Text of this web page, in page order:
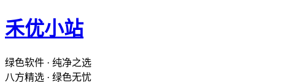
禾优小站
绿色软件 · 纯净之选
八方精选 · 绿色无忧